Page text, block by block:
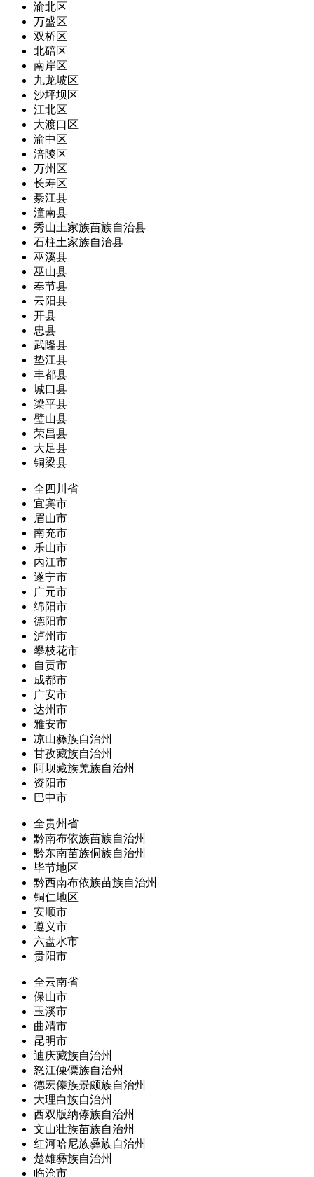
渝北区
万盛区
双桥区
北碚区
南岸区
九龙坡区
沙坪坝区
江北区
大渡口区
渝中区
涪陵区
万州区
长寿区
綦江县
潼南县
秀山土家族苗族自治县
石柱土家族自治县
巫溪县
巫山县
奉节县
云阳县
开县
忠县
武隆县
垫江县
丰都县
城口县
梁平县
璧山县
荣昌县
大足县
铜梁县
全四川省
宜宾市
眉山市
南充市
乐山市
内江市
遂宁市
广元市
绵阳市
德阳市
泸州市
攀枝花市
自贡市
成都市
广安市
达州市
雅安市
凉山彝族自治州
甘孜藏族自治州
阿坝藏族羌族自治州
资阳市
巴中市
全贵州省
黔南布依族苗族自治州
黔东南苗族侗族自治州
毕节地区
黔西南布依族苗族自治州
铜仁地区
安顺市
遵义市
六盘水市
贵阳市
全云南省
保山市
玉溪市
曲靖市
昆明市
迪庆藏族自治州
怒江傈僳族自治州
德宏傣族景颇族自治州
大理白族自治州
西双版纳傣族自治州
文山壮族苗族自治州
红河哈尼族彝族自治州
楚雄彝族自治州
临沧市